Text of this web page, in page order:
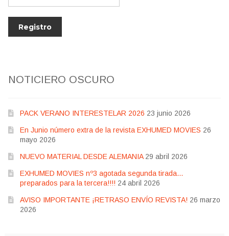
NOTICIERO OSCURO
PACK VERANO INTERESTELAR 2026 23 junio 2026
En Junio número extra de la revista EXHUMED MOVIES 26
mayo 2026
NUEVO MATERIAL DESDE ALEMANIA 29 abril 2026
EXHUMED MOVIES nº3 agotada segunda tirada…
preparados para la tercera!!!! 24 abril 2026
AVISO IMPORTANTE ¡RETRASO ENVÍO REVISTA! 26 marzo
2026